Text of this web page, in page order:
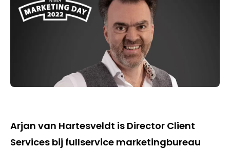
Arjan van Hartesveldt is Director Client
Services bij fullservice marketingbureau